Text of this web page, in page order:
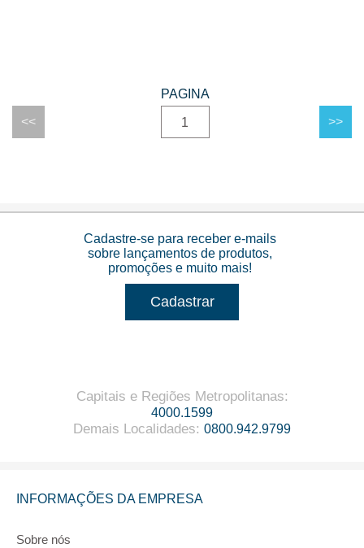
1
Cadastre-se para receber e-mails
sobre lançamentos de produtos,
promoções e muito mais!
Cadastrar
Capitais e Regiões Metropolitanas:
4000.1599
Demais Localidades: 0800.942.9799
INFORMAÇÕES DA EMPRESA
Sobre nós